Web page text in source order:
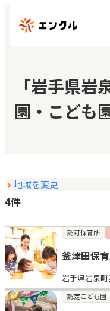
保育園・幼稚園を探す
地図から探す
マイページ
お気に入り
見学日記
「岩手県岩
園・こども
地域を変更
4件
認可保育所
釜津田保
岩手県岩泉
認定こども園